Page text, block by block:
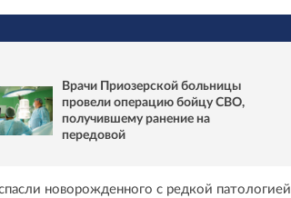
Врачи Приозерской больницы
провели операцию бойцу СВО,
получившему ранение на
передовой
новорожденного с редкой патологией